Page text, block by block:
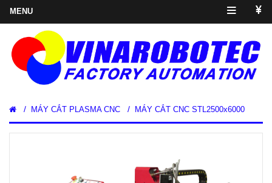
/ MÁY CẮT PLASMA CNC / MÁY CẮT CNC STL2500x6000